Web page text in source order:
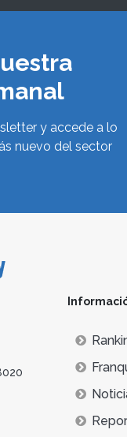
y accede a lo
nuevo del sector